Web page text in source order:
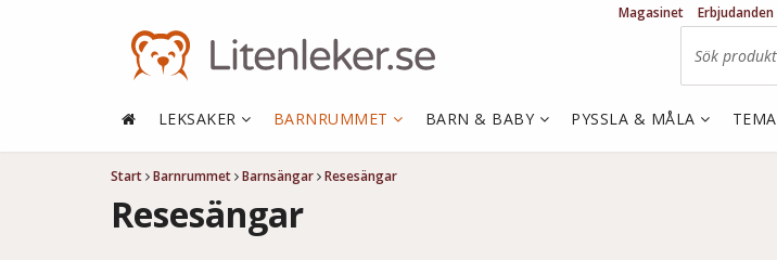
Start Barnrummet Barnsängar Resesängar
Resesängar
Magasinet Erbjudanden
LEKSAKER BARNRUMMET BARN & BABY PYSSLA & MÅLA TEMA